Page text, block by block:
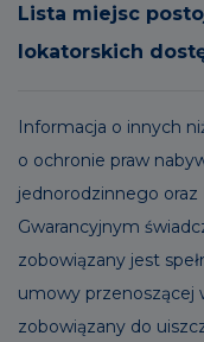
Lista miejsc
lokatorskich
Informacja o innych
o ochronie praw
jednorodzinnego
Gwarancyjnym
zobowiązany jest
umowy przenoszącej
zobowiązany do